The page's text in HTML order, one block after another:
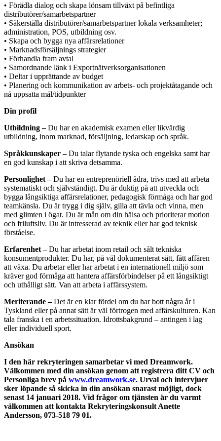
• Förädla dialog och skapa lönsam tillväxt på befintliga
distributörer/samarbetspartner
• Säkerställa distributörer/samarbetspartner lokala verksamheter;
administration, POS, utbildning osv.
• Skapa och bygga nya affärsrelationer
• Marknadsförsäljnings strategier
• Förhandla fram avtal
• Samordnande länk i Exportnätverksorganisationen
• Deltar i upprättande av budget
• Planering och kommunikation av arbets- och projektåtagande och
nå uppsatta mål/tidpunkter
Din profil
Utbildning –Du har en akademisk examen eller likvärdig
utbildning, inom marknad, försäljning, ledarskap och språk.
Språkkunskaper –Du talar flytande tyska och engelska samt har
en god kunskap i att skriva detsamma.
Personlighet –Du har en entreprenöriell ådra, trivs med att arbeta
systematiskt och självständigt. Du är duktig på att utveckla och
bygga långsiktiga affärsrelationer, pedagogisk förmåga och har god
teamkänsla. Du är trygg i dig själv, gilla att tävla och vinna, men
med glimten i ögat. Du är mån om din hälsa och prioriterar motion
och friluftsliv. Du är intresserad av teknik eller har god teknisk
förståelse.
Erfarenhet –Du har arbetat inom retail och sålt tekniska
konsumentprodukter. Du har, på väl dokumenterat sätt, fått affären
att växa. Du arbetar eller har arbetat i en internationell miljö som
kräver god förmåga att hantera affärsförbindelser på ett långsiktigt
och uthålligt sätt. Van att arbeta i affärssystem.
Meriterande –Det är en klar fördel om du har bott några år i
Tyskland eller på annat sätt är väl förtrogen med affärskulturen. Kan
tala franska i en arbetssituation. Idrottsbakgrund – antingen i lag
eller individuell sport.
Ansökan
I den här rekryteringen samarbetar vi med Dreamwork.
Välkommen med din ansökan genom att registrera ditt CV och
Personliga brev på www.dreamwork.se. Urval och intervjuer
sker löpande så skicka in din ansökan snarast möjligt, dock
senast 14 januari 2018. Vid frågor om tjänsten är du varmt
välkommen att kontakta Rekryteringskonsult Anette
Andersson, 073-518 79 01.